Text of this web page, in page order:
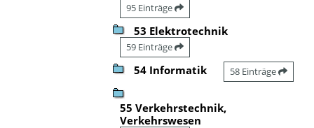
95 Einträge
53 Elektrotechnik
59 Einträge
54 Informatik 58 Einträge
55 Verkehrstechnik,
Verkehrswesen